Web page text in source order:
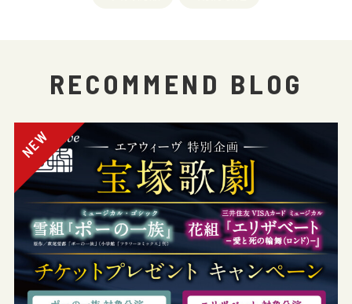
RECOMMEND BLOG